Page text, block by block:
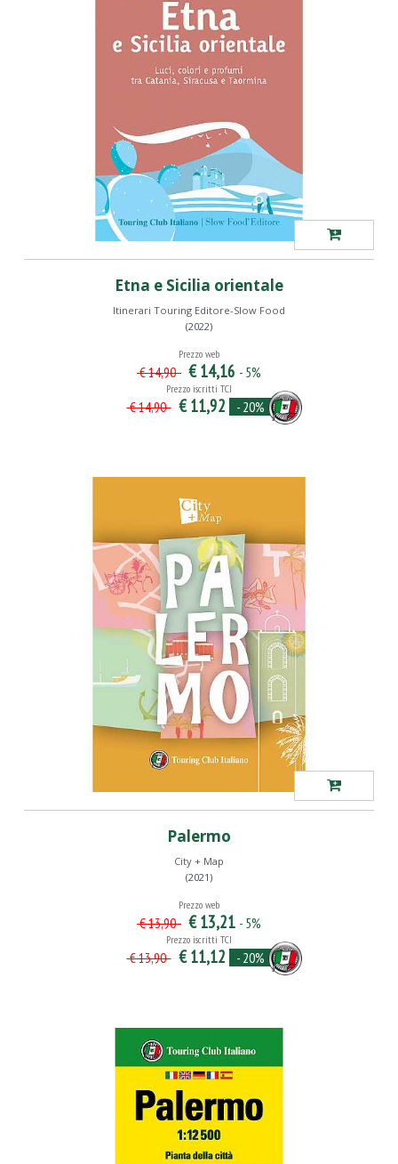
Etna e Sicilia orientale
Itinerari Touring Editore-Slow Food
(2022)
Prezzo web
€ 14,90 € 14,16 - 5%
Prezzo iscritti TCI
€ 14,90 € 11,92 - 20%
Palermo
City + Map
(2021)
Prezzo web
€ 13,90 € 13,21 - 5%
Prezzo iscritti TCI
€ 13,90 € 11,12 - 20%